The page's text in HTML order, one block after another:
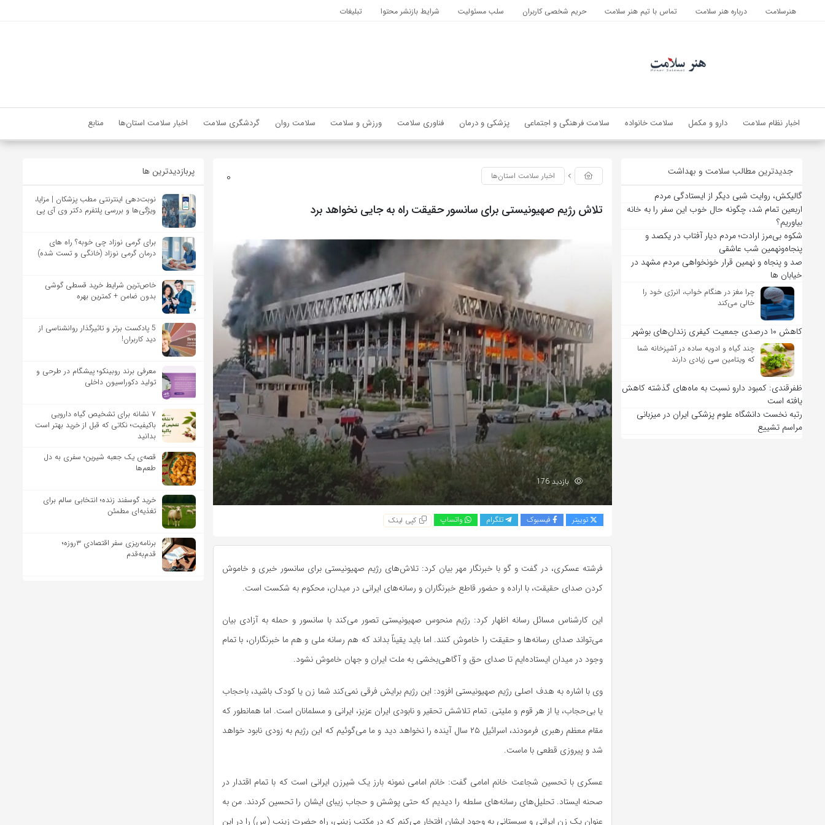
هنرسلامت درباره هنر سلامت تماس با تیم هنر سلامت حریم شخصی کاربران سلب مسئولیت شرایط بازنشر محتوا تبلیغات
اخبار نظام سلامت دارو و مکمل سلامت خانواده سلامت فرهنگی و اجتماعی پزشکی و درمان فناوری سلامت ورزش و سلامت سلامت روان گردشگری سلامت اخبار سلامت استان‌ها منابع
جدیدترین مطالب سلامت و بهداشت
گالیکش، روایت شبی دیگر از ایستادگی مردم
اربعین تمام شد، چگونه حال خوب این سفر را به خانه
بیاوریم؟
شکوه بی‌مرز ارادت؛ مردم دیار آفتاب در یکصد و
پنجاه‌ونهمین شب عاشقی
صد و پنجاه و نهمین قرار خونخواهی مردم مشهد در
خیابان ها
چرا مغز در هنگام خواب، انرژی خود را
خالی می‌کند
کاهش ۱۰ درصدی جمعیت کیفری زندان‌های بوشهر
چند گیاه و ادویه ساده در آشپزخانه شما
که ویتامین سی زیادی دارند
ظفرقندی: کمبود دارو نسبت به ماه‌های گذشته کاهش
یافته است
رتبه نخست دانشگاه علوم پزشکی ایران در میزبانی
مراسم تشییع
0 اخبار سلامت استان‌ها
تلاش رژیم صهیونیستی برای سانسور حقیقت راه به جایی نخواهد برد
بازدید 176
توییتر فیسبوک تلگرام واتساپ کپی لینک
فرشته عسکری، در گفت و گو با خبرنگار مهر بیان کرد: تلاش‌های رژیم صهیونیستی برای سانسور خبری و خاموش
کردن صدای حقیقت، با اراده و حضور قاطع خبرنگاران و رسانه‌های ایرانی در میدان، محکوم به شکست است.
این کارشناس مسائل رسانه اظهار کرد: رژیم منحوس صهیونیستی تصور می‌کند با سانسور و حمله به آزادی بیان
می‌تواند صدای رسانه‌ها و حقیقت را خاموش کنند. اما باید یقیناً بداند که هم رسانه ملی و هم ما خبرنگاران، با تمام
وجود در میدان ایستاده‌ایم تا صدای حق و آگاهی‌بخشی به ملت ایران و جهان خاموش نشود.
وی با اشاره به هدف اصلی رژیم صهیونیستی افزود: این رژیم برایش فرقی نمی‌کند شما زن یا کودک باشید، باحجاب
یا بی‌حجاب، یا از هر قوم و ملیتی. تمام تلاشش تحقیر و نابودی ایران عزیز، ایرانی و مسلمانان است. اما همانطور که
مقام معظم رهبری فرمودند، اسرائیل ۲۵ سال آینده را نخواهد دید و ما می‌گوئیم که این رژیم به زودی نابود خواهد
شد و پیروزی قطعی با ماست.
عسکری با تحسین شجاعت خانم امامی گفت: خانم امامی نمونه بارز یک شیرزن ایرانی است که با تمام اقتدار در
صحنه ایستاد. تحلیل‌های رسانه‌های سلطه را دیدیم که حتی پوشش و حجاب زیبای ایشان را تحسین کردند. من به
عنوان یک زن ایرانی و سیستانی به وجود ایشان افتخار می‌کنم که در مکتب زینبی، راه حضرت زینب (س) را در این
پربازدیدترین ها
نوبت‌دهی اینترنتی مطب پزشکان | مزایا،
ویژگی‌ها و بررسی پلتفرم دکتر وی آی پی
برای گرمی نوزاد چی خوبه؟ راه های
درمان گرمی نوزاد (خانگی و تست شده)
خاص‌ترین شرایط خرید قسطی گوشی
بدون ضامن + کمترین بهره
5 پادکست برتر و تاثیرگذار روانشناسی از
دید کاربران!
معرفی برند روبینکو؛ پیشگام در طرحی و
تولید دکوراسیون داخلی
۷ نشانه برای تشخیص گیاه دارویی
باکیفیت؛ نکاتی که قبل از خرید بهتر است
بدانید
قصه‌ی یک جعبه شیرین؛ سفری به دل
طعم‌ها
خرید گوسفند زنده؛ انتخابی سالم برای
تغذیه‌ای مطمئن
برنامه‌ریزی سفر اقتصادیِ ۳روزه؛
قدم‌به‌قدم